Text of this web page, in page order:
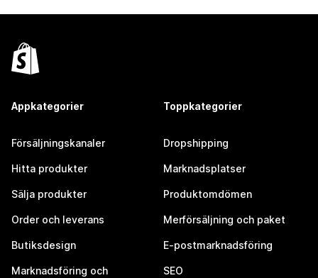
Appkategorier
Försäljningskanaler
Hitta produkter
Sälja produkter
Order och leverans
Butiksdesign
Marknadsföring och
Toppkategorier
Dropshipping
Marknadsplatser
Produktomdömen
Merförsäljning och paket
E-postmarknadsföring
SEO